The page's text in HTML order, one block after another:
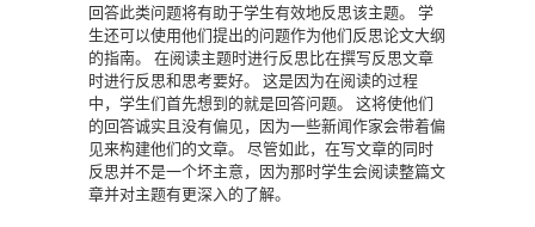
回答此类问题将有助于学生有效地反思该主题。
学
生还可以使用他们提出的问题作为他们反思论文大纲
的指南。
在阅读主题时进行反思比在撰写反思文章
时进行反思和思考要好。
这是因为在阅读的过程
中，学生们首先想到的就是回答问题。
这将使他们
的回答诚实且没有偏见，因为一些新闻作家会带着偏
见来构建他们的文章。
尽管如此，在写文章的同时
反思并不是一个坏主意，因为那时学生会阅读整篇文
章并对主题有更深入的了解。